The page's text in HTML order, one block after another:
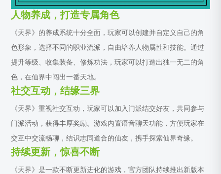
人物养成，打造专属角色
《天界》的养成系统十分全面，玩家可以创建并自定义自己的角
色形象，选择不同的职业流派，自由培养人物属性和技能。通过
提升等级、收集装备、修炼功法，玩家可以打造出独一无二的角
色，在仙界中闯出一番天地。
社交互动，结缘三界
《天界》重视社交互动，玩家可以加入门派结交好友，共同参与
门派活动，获得丰厚奖励。游戏内置语音聊天功能，方便玩家在
交互中交流畅聊，结识志同道合的仙友，携手探索仙界奇缘。
持续更新，惊喜不断
《天界》是一款不断更新进化的游戏，官方团队持续推出新版本